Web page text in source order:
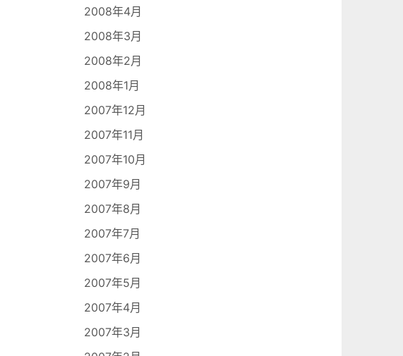
2008年4月
2008年3月
2008年2月
2008年1月
2007年12月
2007年11月
2007年10月
2007年9月
2007年8月
2007年7月
2007年6月
2007年5月
2007年4月
2007年3月